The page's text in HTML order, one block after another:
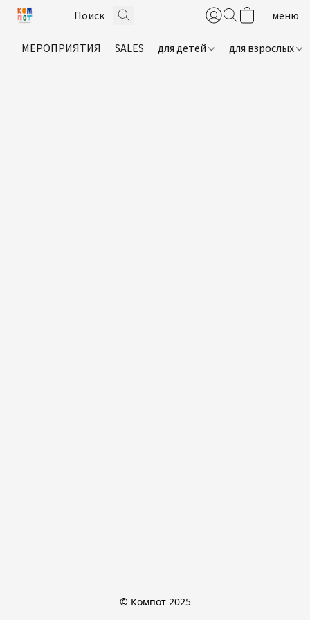
МЕРОПРИЯТИЯ SALES для детей для взрослых
© Компот 2025